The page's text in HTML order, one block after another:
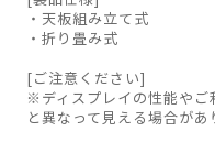
・天板組み立て式
・折り畳み式
[ご注意ください]
※ディスプレイの性能やご
と異なって見える場合があ